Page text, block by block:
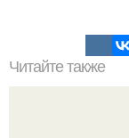
Читайте также